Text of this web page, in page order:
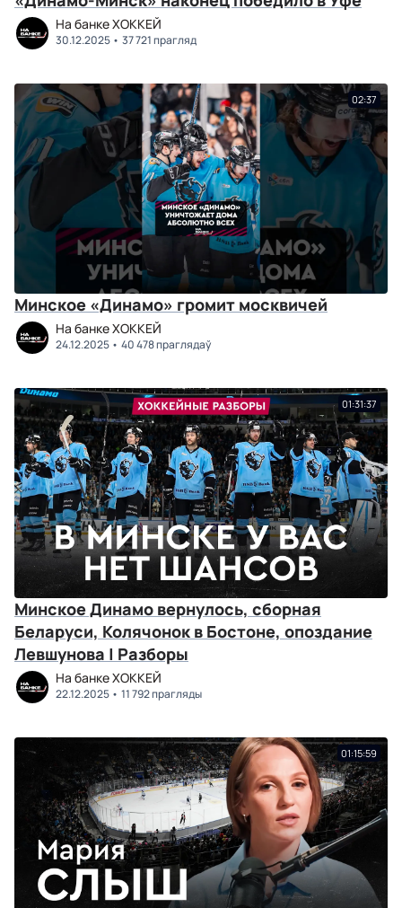
На банке ХОККЕЙ
30.12.2025 37 721 прагляд
02:37
Минское «Динамо» громит москвичей
На банке ХОККЕЙ
24.12.2025 40 478 праглядаў
01:31:37
Минское Динамо вернулось, сборная
Беларуси, Колячонок в Бостоне, опоздание
Левшунова | Разборы
На банке ХОККЕЙ
22.12.2025 11 792 прагляды
01:15:59